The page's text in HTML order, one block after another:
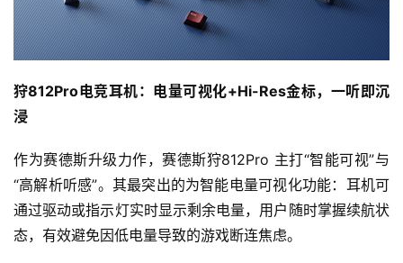
狩812Pro电竞耳机：电量可视化+Hi-Res金标，一听即沉
浸
作为赛德斯升级力作，赛德斯狩812Pro 主打“智能可视”与
“高解析听感”。其最突出的为智能电量可视化功能：耳机可
通过驱动或指示灯实时显示剩余电量，用户随时掌握续航状
态，有效避免因低电量导致的游戏断连焦虑。